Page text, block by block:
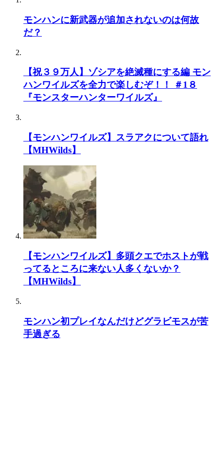
モンハンに新武器が追加されないのは何故
だ？
【祝３９万人】ゾシアを絶滅種にする編 モン
ハンワイルズを全力で楽しむぞ！！ ＃1８
『モンスターハンターワイルズ』
【モンハンワイルズ】スラアクについて語れ
【MHWilds】
【モンハンワイルズ】多頭クエでホストが戦
ってるところに来ない人多くないか？
【MHWilds】
モンハン初プレイなんだけどグラビモスが苦
手過ぎる